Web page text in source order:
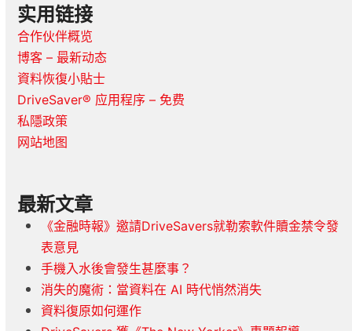
实用链接
合作伙伴概览
博客 – 最新动态
資料恢復小貼士
DriveSaver® 应用程序 – 免费
私隱政策
网站地图
最新文章
《金融時報》邀請DriveSavers就勒索軟件贖金禁令發
表意見
手機入水後會發生甚麼事？
消失的魔術：當資料在 AI 時代悄然消失
資料復原如何運作